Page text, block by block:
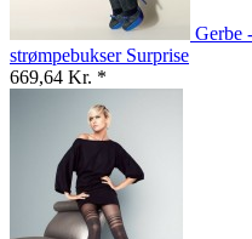
Gerbe
strømpebukser Surprise
669,64 Kr. *